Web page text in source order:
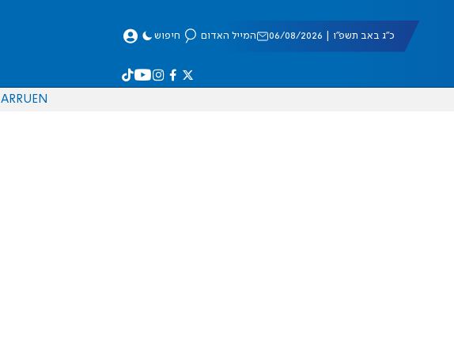
כ"ג באב תשפ"ו | 06/08/2026 המייל האדום חיפוש
EN
RU
AR